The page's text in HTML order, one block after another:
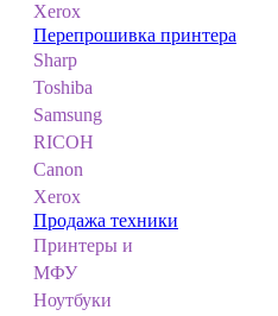
Xerox
Перепрошивка принтера
Sharp
Toshiba
Samsung
RICOH
Canon
Xerox
Продажа техники
Принтеры и
МФУ
Ноутбуки